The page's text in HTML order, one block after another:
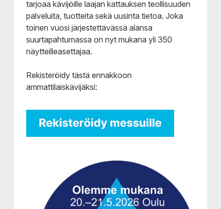
tarjoaa kävijöille laajan kattauksen teollisuuden
palveluita, tuotteita sekä uusinta tietoa. Joka
toinen vuosi järjestettävässä alansa
suurtapahtumassa on nyt mukana yli 350
näytteilleasettajaa.
Rekisteröidy tästä ennakkoon
ammattilaiskävijäksi: